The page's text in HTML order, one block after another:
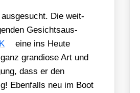
aus­ge­sucht. Die weit­
Gesichts­aus­
eine ins Heu­te
gran­dio­se Art und
dass er den
Eben­falls neu im Boot